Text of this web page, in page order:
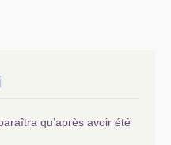
qu’après avoir été